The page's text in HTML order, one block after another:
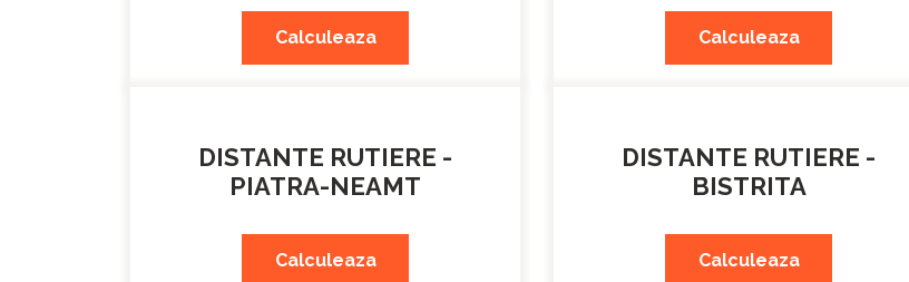
Calculeaza Calculeaza
DISTANTE RUTIERE -
PIATRA-NEAMT
Calculeaza
DISTANTE RUTIERE -
BISTRITA
Calculeaza